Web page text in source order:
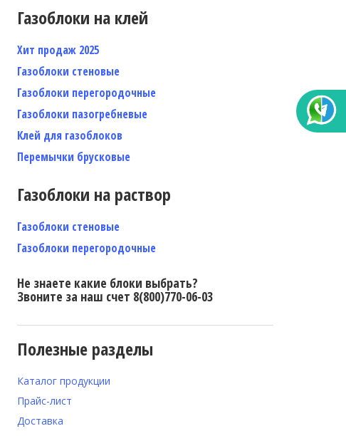
Газоблоки на клей
Хит продаж 2025
Газоблоки стеновые
Газоблоки перегородочные
Газоблоки пазогребневые
Клей для газоблоков
Перемычки брусковые
Газоблоки на раствор
Газоблоки стеновые
Газоблоки перегородочные
Не знаете какие блоки выбрать?
Звоните за наш счет 8(800)770-06-03
Полезные разделы
Каталог продукции
Прайс-лист
Доставка